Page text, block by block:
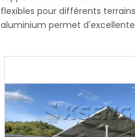
flexibles pour différents
aluminium permet
carbone conviennent à tout
permet une installation
l'agriculture et l'élevage pour